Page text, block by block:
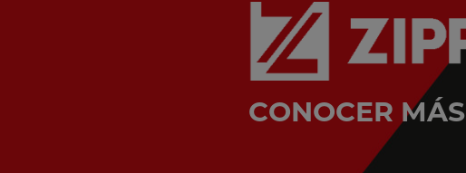
CONOCER MÁS